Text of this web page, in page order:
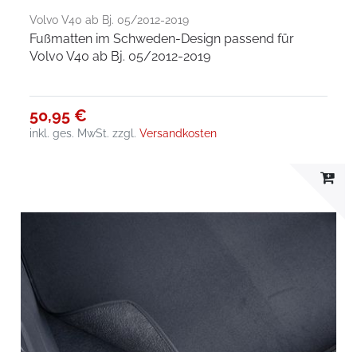
Volvo V40 ab Bj. 05/2012-2019
Fußmatten im Schweden-Design passend für
Volvo V40 ab Bj. 05/2012-2019
50,95 €
inkl. ges. MwSt. zzgl.Versandkosten